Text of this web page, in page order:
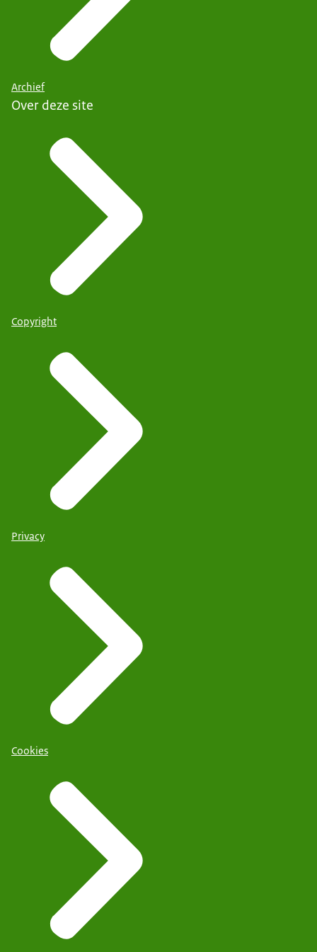
Archief
Over deze site
Copyright
Privacy
Cookies